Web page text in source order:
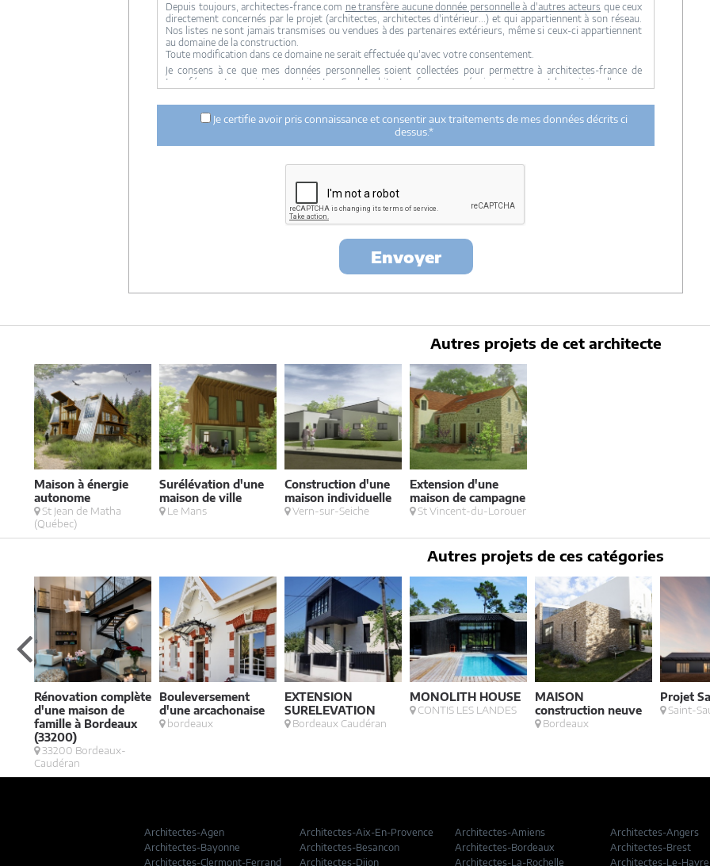
Depuis toujours, architectes-france.com ne transfère aucune donnée personnelle à d'autres acteurs que ceux
directement concernés par le projet (architectes, architectes d'intérieur...) et qui appartiennent à son réseau.
Nos listes ne sont jamais transmises ou vendues à des partenaires extérieurs, même si ceux-ci appartiennent
au domaine de la construction.
Toute modification dans ce domaine ne serait effectuée qu'avec votre consentement.
Je consens à ce que mes données personnelles soient collectées pour permettre à architectes-france de
transférer votre projet aux architectes. Seul Architectes-france, ses équipes internes et la maitrise d'oeuvre
ci dessus n'est réalisée.
Mes données téléphoniques seront uniquement utilisées par Architectes-france.com et les architectes de
notre réseau dans le cadre de la qualification et du suivi de mon projet.
Les données sont conservées pendant une durée de 18 mois courant à partir des derniers contacts effectifs
entre architectes-france et vous ou architectes-france et un membre de la maitrise d'oeuvre en rapport avec
loi « informatique et libertés », vous pouvez exercer votre droit d'accès aux données vous
concernant et les faire rectifier en contactant : Architectes-france, 23 avenue du Mirail - parc du Mirail - 33370
Artigues-près Bordeaux. Tél. 05.47.74.51.01 -contact@architectes-france.com
Je certifie avoir pris connaissance et consentir aux traitements de mes données décrits ci
dessus.*
Envoyer
Autres projets de cet architecte
Maison à énergie
autonome
St Jean de Matha
(Québec)
Surélévation d'une
maison de ville
Le Mans
Construction d'une
maison individuelle
Vern-sur-Seiche
Extension d'une
maison de campagne
St Vincent-du-Lorouer
Autres projets de ces catégories
Rénovation complète
d'une maison de
famille à Bordeaux
(33200)
33200 Bordeaux-
Caudéran
Bouleversement
d'une arcachonaise
bordeaux
EXTENSION
SURELEVATION
Bordeaux Caudéran
MONOLITH HOUSE
CONTIS LES LANDES
MAISON
construction neuve
Bordeaux
Projet
Saint-
Architectes-Agen Architectes-Aix-En-Provence Architectes-Amiens Architectes-Angers
Architectes-Bayonne
Architectes-Besancon Architectes-Bordeaux Architectes-Brest
Architectes-Clermont-Ferrand
Architectes-Dijon Architectes-La-Rochelle Architectes-Le-Havre